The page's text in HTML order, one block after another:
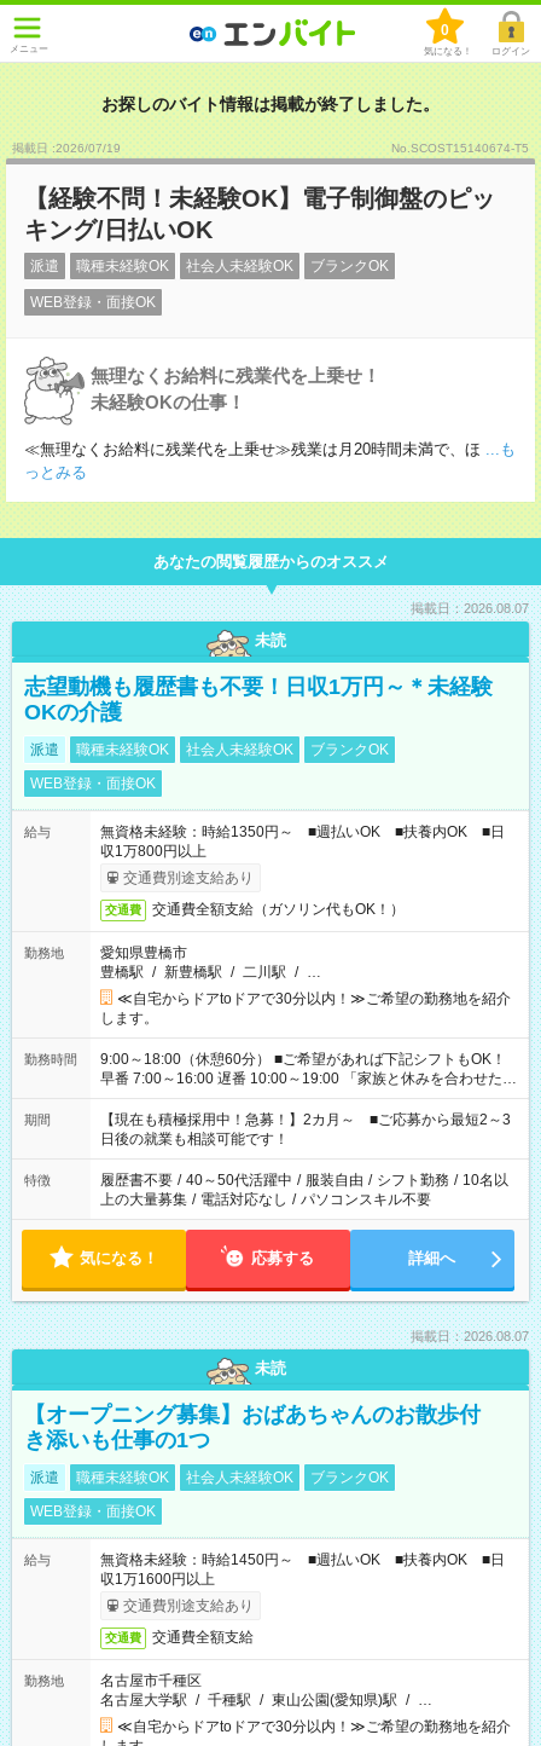
メニュー
0
気になる！ ログイン
お探しのバイト情報は掲載が終了しました。
掲載日 :2026/07/19 No.SCOST15140674-T5
【経験不問！未経験OK】電子制御盤のピッ
キング/日払いOK
派遣 職種未経験OK 社会人未経験OK ブランクOK
WEB登録・面接OK
無理なくお給料に残業代を上乗せ！
未経験OKの仕事！
≪無理なくお給料に残業代を上乗せ≫残業は月20時間未満で、ほ ...も
っとみる
あなたの閲覧履歴からのオススメ
掲載日：2026.08.07
未読
志望動機も履歴書も不要！日収1万円～＊未経験
OKの介護
派遣 職種未経験OK 社会人未経験OK
ブランクOK
WEB登録・面接OK
給与
無資格未経験：時給1350円～ ■週払いOK ■扶養内OK ■日
収1万800円以上
交通費別途支給あり
交通費 交通費全額支給（ガソリン代もOK！）
勤務地
愛知県豊橋市
豊橋駅 / 新豊橋駅 / 二川駅 / …
≪自宅からドアtoドアで30分以内！≫ご希望の勤務地を紹介
します。
勤務時間
9:00～18:00（休憩60分） ■ご希望があれば下記シフトもOK！
早番 7:00～16:00 遅番 10:00～19:00 「家族と休みを合わせた
い」 「余裕を持って夕飯の準備がしたい」 「できれば残業はし
たくない」 など、ご希望を教えてくださいね。 ※Wワーク希望
の方へ 今ご覧のお仕事で希望する勤務時間と、もう1つのお仕事
の勤務時間。 合計で週40時間を超える場合は応募できません。
期間
【現在も積極採用中！急募！】2カ月～ ■ご応募から最短2～3
日後の就業も相談可能です！
特徴 履歴書不要 / 40～50代活躍中 / 服装自由 / シフト勤務 / 10名以
上の大量募集 / 電話対応なし / パソコンスキル不要
気になる！ 応募する 詳細へ
掲載日：2026.08.07
未読
【オープニング募集】おばあちゃんのお散歩付
き添いも仕事の1つ
派遣 職種未経験OK 社会人未経験OK
ブランクOK
WEB登録・面接OK
給与
無資格未経験：時給1450円～ ■週払いOK ■扶養内OK ■日
収1万1600円以上
交通費別途支給あり
交通費 交通費全額支給
勤務地
名古屋市千種区
名古屋大学駅 / 千種駅 / 東山公園(愛知県)駅 / …
≪自宅からドアtoドアで30分以内！≫ご希望の勤務地を紹介